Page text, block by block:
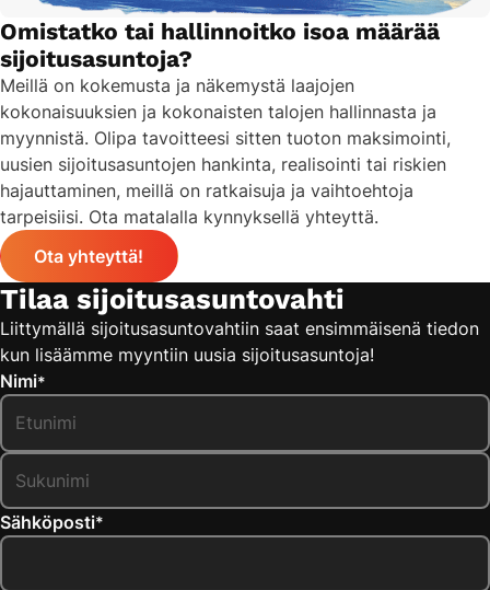
Omistatko tai hallinnoitko isoa määrää
sijoitusasuntoja?
Meillä on kokemusta ja näkemystä laajojen
kokonaisuuksien ja kokonaisten talojen hallinnasta ja
myynnistä. Olipa tavoitteesi sitten tuoton maksimointi,
uusien sijoitusasuntojen hankinta, realisointi tai riskien
hajauttaminen, meillä on ratkaisuja ja vaihtoehtoja
tarpeisiisi. Ota matalalla kynnyksellä yhteyttä.
Ota yhteyttä!
Tilaa sijoitusasuntovahti
Liittymällä sijoitusasuntovahtiin saat ensimmäisenä tiedon
kun lisäämme myyntiin uusia sijoitusasuntoja!
Nimi*
Etunimi
Sukunimi
Sähköposti*